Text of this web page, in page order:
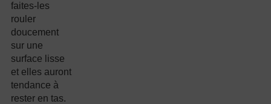
faites-les
rouler
doucement
sur une
surface lisse
et elles auront
tendance à
rester en tas.